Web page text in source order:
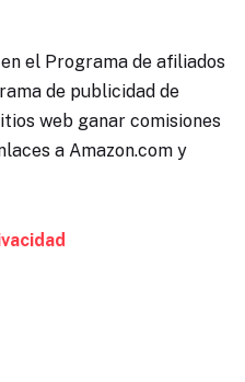
el Programa de afiliados
de publicidad de
web ganar comisiones
a Amazon.com y